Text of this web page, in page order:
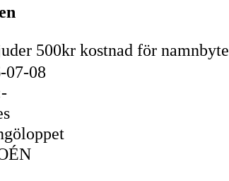
500kr kostnad för namnbyte
07-08